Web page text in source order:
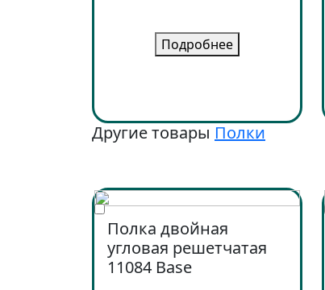
Подробнее
Другие товары Полки
Полка двойная
угловая решетчатая
11084 Base